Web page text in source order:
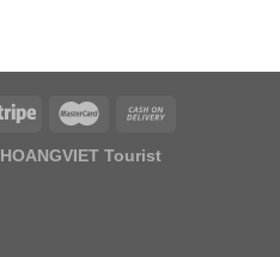
HOANGVIET Tourist